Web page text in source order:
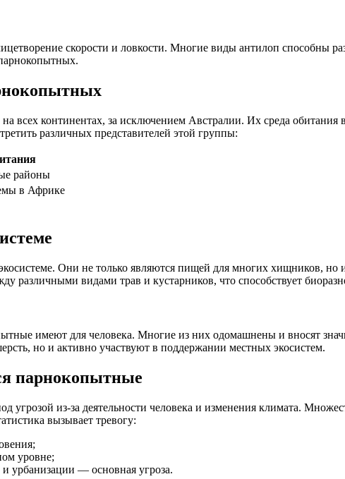
скорости и ловкости. Многие виды антилоп способны
всех континентах, за исключением Австралии. Их среда обитания
различных представителей этой группы:
районы
в Африке
Они не только являются пищей для многих хищников, но
различными видами трав и кустарников, что способствует
имеют для человека. Многие из них одомашнены и вносят
но и активно участвуют в поддержании местных экосистем.
парнокопытные
из-за деятельности человека и изменения климата.
вызывает тревогу:
уровне;
и урбанизации — основная угроза.